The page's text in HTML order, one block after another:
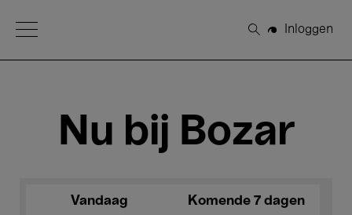
Open Menu
Zoeken
Inloggen
Nu bij Bozar
Vandaag Komende 7 dagen